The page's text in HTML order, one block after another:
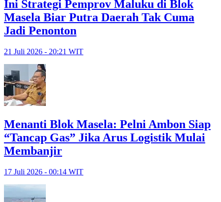
Ini Strategi Pemprov Maluku di Blok
Masela Biar Putra Daerah Tak Cuma
Jadi Penonton
21 Juli 2026 - 20:21 WIT
Menanti Blok Masela: Pelni Ambon Siap
“Tancap Gas” Jika Arus Logistik Mulai
Membanjir
17 Juli 2026 - 00:14 WIT